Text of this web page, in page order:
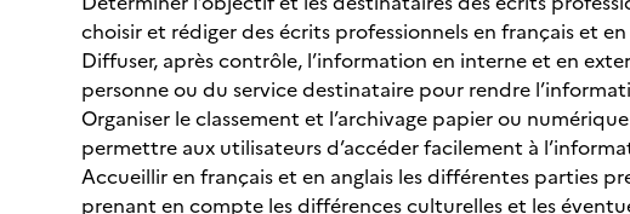
choisir et rédiger des écrits professionnels en français et
Diffuser, après contrôle, l’information en interne et en
personne ou du service destinataire pour rendre
Organiser le classement et l’archivage papier ou
permettre aux utilisateurs d’accéder facilement à
Accueillir en français et en anglais les différentes parties
prenant en compte les différences culturelles et les